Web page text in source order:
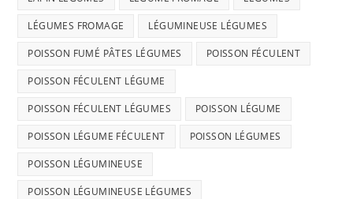
LÉGUMES FROMAGE LÉGUMINEUSE LÉGUMES
POISSON FUMÉ PÂTES LÉGUMES POISSON FÉCULENT
POISSON FÉCULENT LÉGUME
POISSON FÉCULENT LÉGUMES POISSON LÉGUME
POISSON LÉGUME FÉCULENT POISSON LÉGUMES
POISSON LÉGUMINEUSE
POISSON LÉGUMINEUSE LÉGUMES